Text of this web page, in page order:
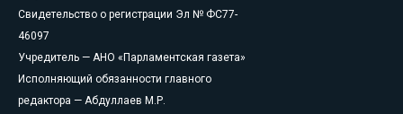
Свидетельство о регистрации Эл № ФС77-
46097
Учредитель — АНО «Парламентская газета»
Исполняющий обязанности главного
редактора — Абдуллаев М.Р.